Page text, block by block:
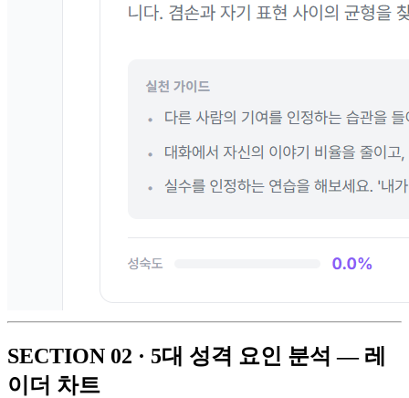
SECTION 02 · 5대 성격 요인 분석 — 레
이더 차트